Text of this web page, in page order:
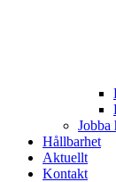
Jobba
Hållbarhet
Aktuellt
Kontakt